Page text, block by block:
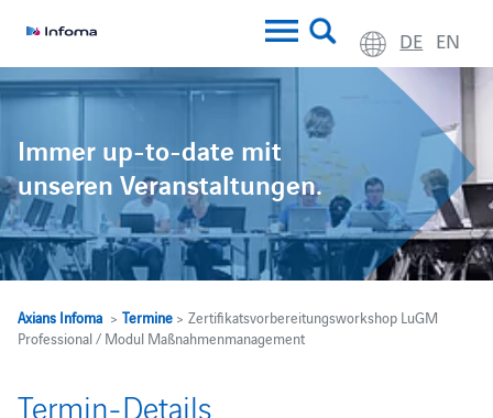
DE EN
Immer up-to-date mit
unseren Veranstaltungen.
Axians Infoma> Termine> Zertifikatsvorbereitungsworkshop LuGM
Professional / Modul Maßnahmenmanagement
Termin-Details